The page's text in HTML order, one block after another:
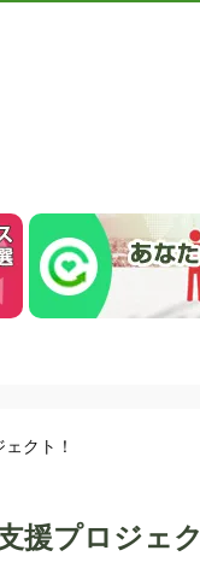
クト！
援プロジェク